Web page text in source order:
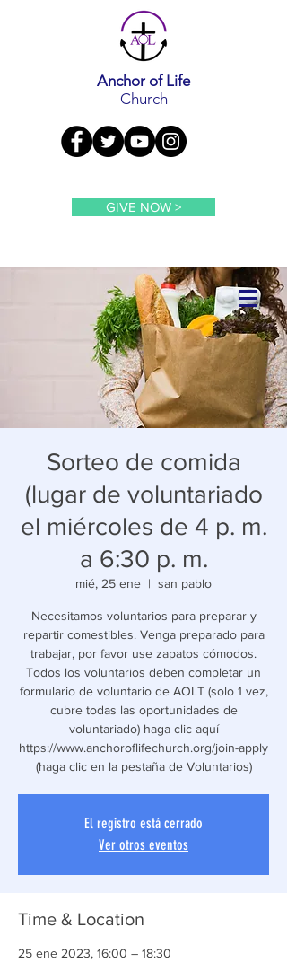
Anchor of Life
Church
GIVE NOW >
Sorteo de comida
(lugar de voluntariado
el miércoles de 4 p. m.
a 6:30 p. m.
mié, 25 ene
  |
san pablo
Necesitamos voluntarios para preparar y
repartir comestibles. Venga preparado para
trabajar, por favor use zapatos cómodos.
Todos los voluntarios deben completar un
formulario de voluntario de AOLT (solo 1 vez,
cubre todas las oportunidades de
voluntariado) haga clic aquí
https://www.anchoroflifechurch.org/join-apply
(haga clic en la pestaña de Voluntarios)
El registro está cerrado
Ver otros eventos
Time & Location
25 ene 2023, 16:00 – 18:30